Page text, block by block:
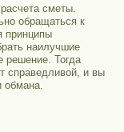
сметы.
обращаться к
принципы
наилучшие
решение. Тогда
справедливой, и вы
обмана.